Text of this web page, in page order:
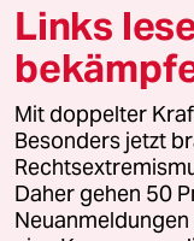
© 2026 taz Verlags
Alle Rechte vorbehalten.
wenden Sie sich bitte an
Feedback
Links
Mit doppelter
Besonders jetzt
Daher gehen 50
Neuanmeldungen